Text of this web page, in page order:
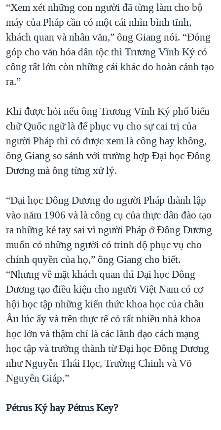
“Xem xét những con người đã từng làm cho bộ
máy của Pháp cần có một cái nhìn bình tĩnh,
khách quan và nhân văn,” ông Giang nói. “Đóng
góp cho văn hóa dân tộc thì Trương Vĩnh Ký có
công rất lớn còn những cái khác do hoàn cảnh tạo
ra.”
Khi được hỏi nếu ông Trương Vĩnh Ký phổ biến
chữ Quốc ngữ là để phục vụ cho sự cai trị của
người Pháp thì có được xem là công hay không,
ông Giang so sánh với trường hợp Đại học Đông
Dương mà ông từng xử lý.
“Đại học Đông Dương do người Pháp thành lập
vào năm 1906 và là công cụ của thực dân đào tạo
ra những kẻ tay sai vì người Pháp ở Đông Dương
muốn có những người có trình độ phục vụ cho
chính quyền của họ,” ông Giang cho biết.
“Nhưng về mặt khách quan thì Đại học Đông
Dương tạo điều kiện cho người Việt Nam có cơ
hội học tập những kiến thức khoa học của châu
Âu lúc ấy và trên thực tế có rất nhiều nhà khoa
học lớn và thậm chí là các lãnh đạo cách mạng
học tập và trưởng thành từ Đại học Đông Dương
như Nguyễn Thái Học, Trường Chinh và Võ
Nguyên Giáp.”
Pétrus Ký hay Pétrus Key?